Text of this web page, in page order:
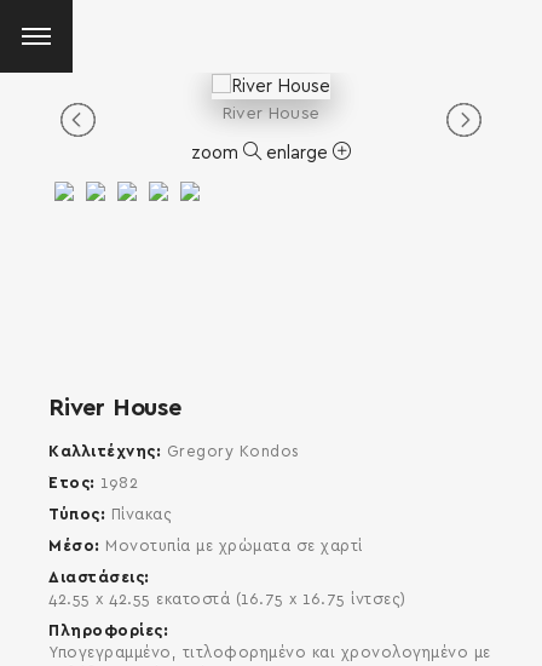
River House
zoom enlarge
River House
Καλλιτέχνης
Gregory Kondos
Έτος
1982
Τύπος
Πίνακας
Μέσο
Μονοτυπία με χρώματα σε χαρτί
Διαστάσεις
42.55 x 42.55 εκατοστά (16.75 x 16.75 ίντσες)
Πληροφορίες
Υπογεγραμμένο, τιτλοφορημένο και χρονολογημένο με